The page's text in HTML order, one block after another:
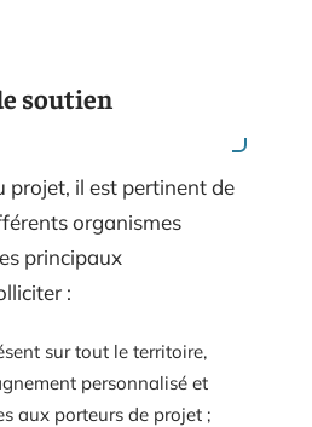
soutien
projet, il est pertinent de
organismes
principaux
:
sur tout le territoire,
personnalisé et
aux porteurs de projet ;